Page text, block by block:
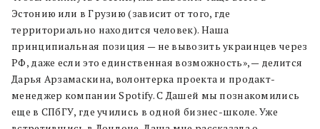
Эстонию или в Грузию (зависит от того, где
территориально находится человек). Наша
принципиальная позиция — не вывозить украинцев через
РФ, даже если это единственная возможность», — делится
Дарья Арзамаскина, волонтерка проекта и продакт-
менеджер компании Spotify. С Дашей мы познакомились
еще в СПбГУ, где учились в одной бизнес-школе. Уже